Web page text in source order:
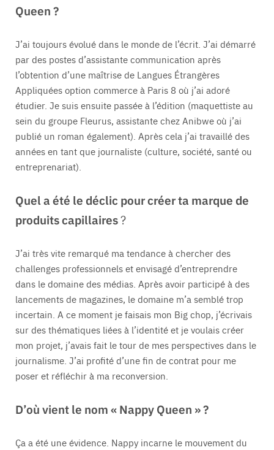
Queen ?
J’ai toujours évolué dans le monde de l’écrit. J’ai démarré
par des postes d’assistante communication après
l’obtention d’une maîtrise de Langues Étrangères
Appliquées option commerce à Paris 8 où j’ai adoré
étudier. Je suis ensuite passée à l’édition (maquettiste au
sein du groupe Fleurus, assistante chez Anibwe où j’ai
publié un roman également). Après cela j’ai travaillé des
années en tant que journaliste (culture, société, santé ou
entreprenariat).
Quel a été le déclic pour créer ta marque de
produits capillaires?
J’ai très vite remarqué ma tendance à chercher des
challenges professionnels et envisagé d’entreprendre
dans le domaine des médias. Après avoir participé à des
lancements de magazines, le domaine m’a semblé trop
incertain. A ce moment je faisais mon Big chop, j’écrivais
sur des thématiques liées à l’identité et je voulais créer
mon projet, j’avais fait le tour de mes perspectives dans le
journalisme. J’ai profité d’une fin de contrat pour me
poser et réfléchir à ma reconversion.
D’où vient le nom « Nappy Queen » ?
Ça a été une évidence. Nappy incarne le mouvement du